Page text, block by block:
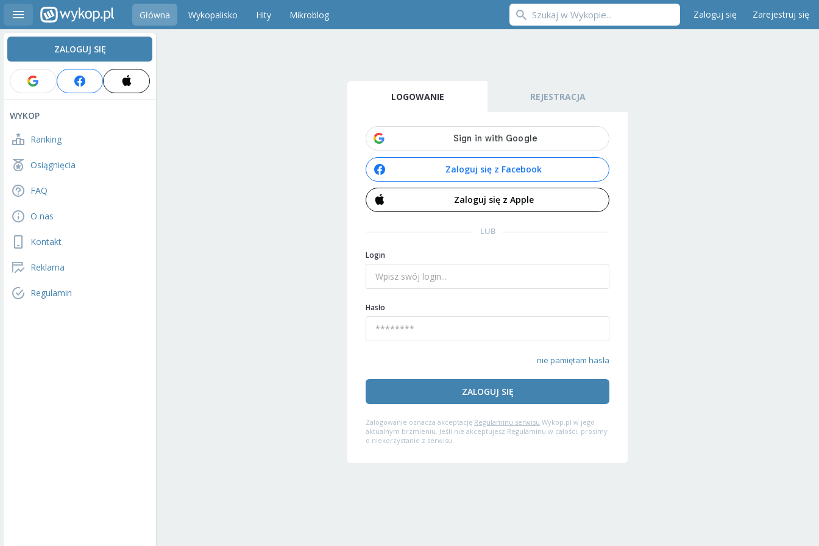
Główna Wykopalisko Hity Mikroblog Zaloguj się Zarejestruj się
ZALOGUJ SIĘ
WYKOP
Ranking
Osiągnięcia
FAQ
O nas
Kontakt
Reklama
Regulamin
LOGOWANIE REJESTRACJA
Zaloguj się z Facebook
Zaloguj się z Apple
LUB
Login
Hasło
nie pamiętam hasła
ZALOGUJ SIĘ
Zalogowanie oznacza akceptację Regulaminu serwisu Wykop.pl w jego
aktualnym brzmieniu. Jeśli nie akceptujesz Regulaminu w całości, prosimy
o niekorzystanie z serwisu.